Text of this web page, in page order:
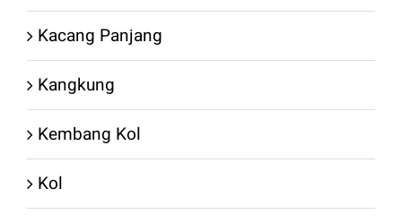
Kacang Panjang
Kangkung
Kembang Kol
Kol